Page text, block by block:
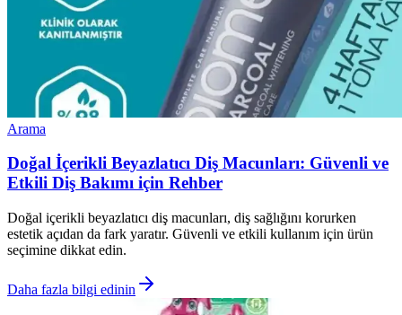
Arama
Doğal İçerikli Beyazlatıcı Diş Macunları: Güvenli ve
Etkili Diş Bakımı için Rehber
Doğal içerikli beyazlatıcı diş macunları, diş sağlığını korurken
estetik açıdan da fark yaratır. Güvenli ve etkili kullanım için ürün
seçimine dikkat edin.
Daha fazla bilgi edinin